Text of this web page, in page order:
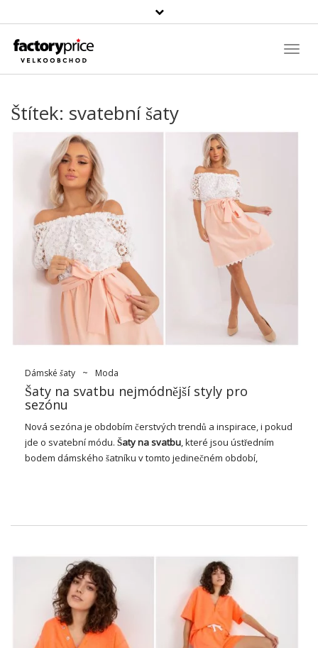
Vyhledávání
Štítek: svatební šaty
Dámské šaty ~ Moda
Šaty na svatbu nejmódnější styly pro
sezónu
Nová sezóna je obdobím čerstvých trendů a inspirace, i pokud
jde o svatební módu. Šaty na svatbu, které jsou ústředním
bodem dámského šatníku v tomto jedinečném období,
Proč jsou šaty na svatbu tak
důležité pro ženy?
Šaty na svatbujsou mimořádně vzrušujícím kouskem módy pro
dámy z několika důležitých důvodů. Za prvé, je to jedinečná